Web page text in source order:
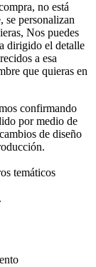
no está
se personalizan
Nos puedes
dirigido el detalle
a esa
que quieras en
confirmando
por medio de
de diseño
temáticos